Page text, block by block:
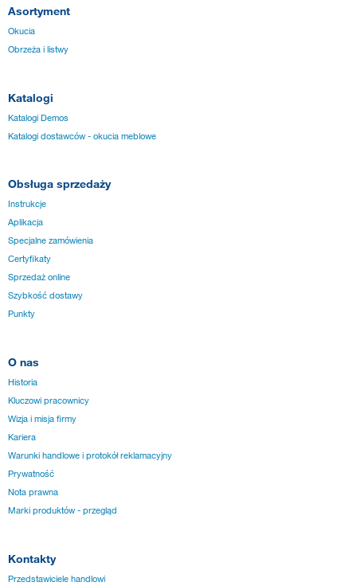
Asortyment
Okucia
Obrzeża i listwy
Katalogi
Katalogi Demos
Katalogi dostawców - okucia meblowe
Obsługa sprzedaży
Instrukcje
Aplikacja
Specjalne zamówienia
Certyfikaty
Sprzedaż online
Szybkość dostawy
Punkty
O nas
Historia
Kluczowi pracownicy
Wizja i misja firmy
Kariera
Warunki handlowe i protokół reklamacyjny
Prywatność
Nota prawna
Marki produktów - przegląd
Kontakty
Przedstawiciele handlowi